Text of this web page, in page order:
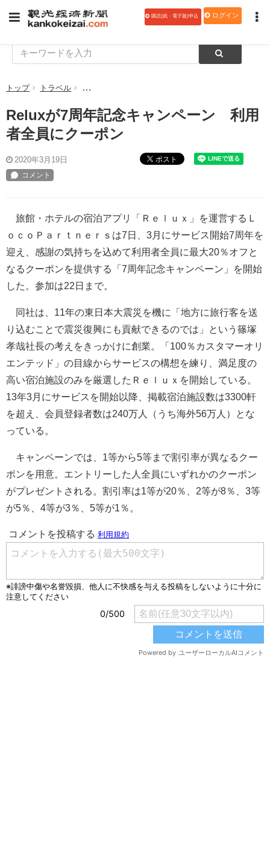
購読(紙・電子版)申込 ログイン
トップ トラベル Reluxが7周年記念キャンペーン 利用者全員にクー
Reluxが7周年記念キャンペーン 利用
者全員にクーポン
2020年3月19日 ポスト
旅館・ホテルの宿泊アプリ「Ｒｅｌｕｘ」を運営するＬ
ｏｃｏＰａｒｔｎｅｒｓは7日、3月にサービス開始7周年を
迎え、感謝の気持ちを込めて利用者全員に最大20％オフと
なるクーポンを提供する「7周年記念キャンペーン」を開始
した。参加は22日まで。
同社は、11年の東日本大震災を機に「地方に旅行客を送
り込むことで震災復興にも貢献できるのでは」という篠塚
孝哉社長の考えをきっかけに創業。「100％カスタマーオリ
エンテッド」の目線からサービスの構想を練り、満足度の
高い宿泊施設のみを厳選したＲｅｌｕｘを開始している。
13年3月にサービスを開始以降、掲載宿泊施設数は3300軒
を超え、会員登録者数は240万人（うち海外56万人）とな
っている。
キャンペーンでは、1等から5等まで割引率が異なるクー
ポンを用意。エントリーした人全員にいずれかのクーポン
がプレゼントされる。割引率は1等が20％、2等が8％、3等
が5％、4等が3％、5等が1％。